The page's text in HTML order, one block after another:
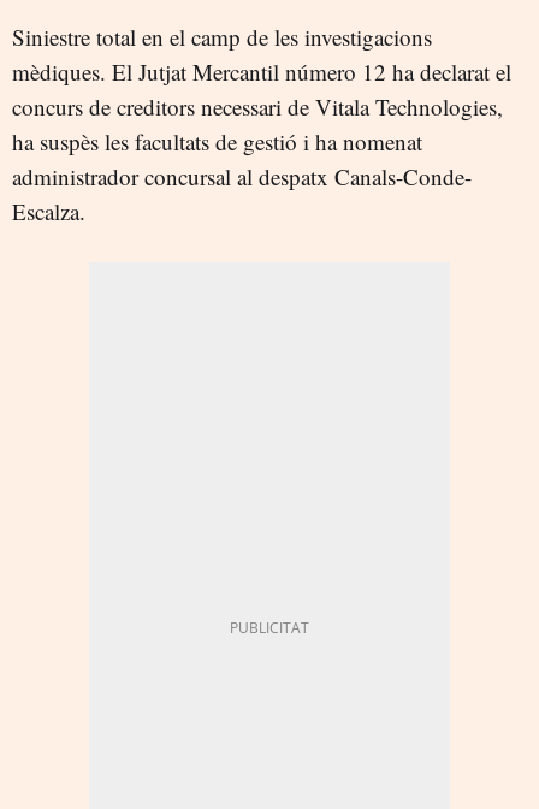
Siniestre total en el camp de les investigacions
mèdiques. El Jutjat Mercantil número 12 ha declarat el
concurs de creditors necessari de Vitala Technologies,
ha suspès les facultats de gestió i ha nomenat
administrador concursal al despatx Canals-Conde-
Escalza.